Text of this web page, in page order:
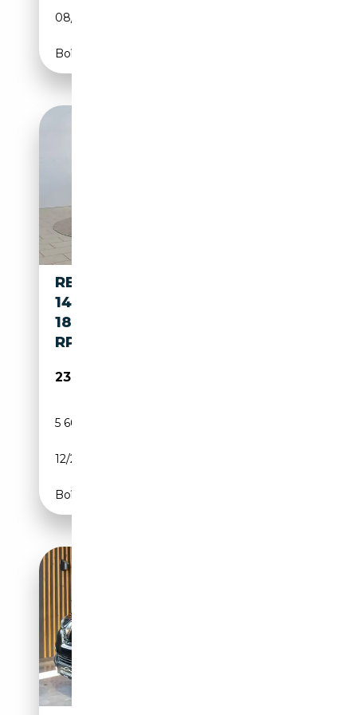
08/2018
Boîte automatique
RENAULT SYMBIOZ TECHNO
140TCE
18*ALU/NAVI/ACC/LED/WINTE
RP.
23 900€
5 600 km
12/2025
Boîte automatique